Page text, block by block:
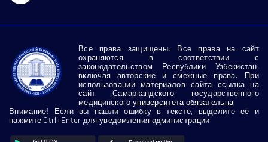
Все права защищены. Все права на сайт
охраняются в соответствии с
законодательством Республики Узбекистан,
включая авторские и смежные права. При
использовании материалов сайта ссылка на
сайт Самаркандского государственного
медицинского университета обязательна
Внимание! Если вы нашли ошибку в тексте, выделите её и
нажмите Ctrl+Enter для уведомления администрации